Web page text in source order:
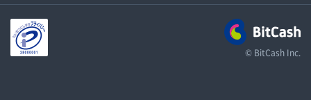
© BitCash Inc.